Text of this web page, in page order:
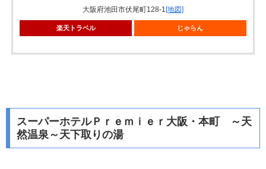
大阪府池田市伏尾町128-1 [地図]
楽天トラベル じゃらん
スーパーホテルＰｒｅｍｉｅｒ大阪・本町 ～天
然温泉～天下取りの湯